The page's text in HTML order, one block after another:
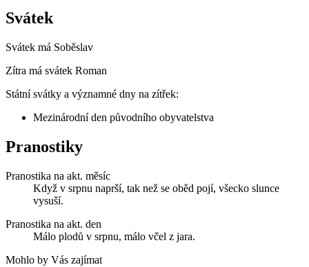
Svátek
Svátek má Soběslav
Zítra má svátek Roman
Státní svátky a významné dny na zítřek:
Mezinárodní den původního obyvatelstva
Pranostiky
Pranostika na akt. měsíc
Když v srpnu naprší, tak než se oběd pojí, všecko slunce
vysuší.
Pranostika na akt. den
Málo plodů v srpnu, málo včel z jara.
Mohlo by Vás zajímat